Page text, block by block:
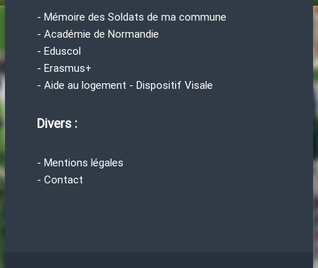
- Mémoire des Soldats de ma commune
- Académie de Normandie
- Eduscol
- Erasmus+
- Aide au logement - Dispositif Visale
Divers :
- Mentions légales
- Contact